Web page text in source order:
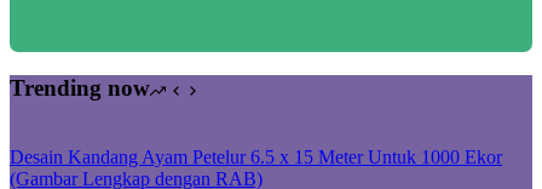
Trending now
Desain Kandang Ayam Petelur 6.5 x 15 Meter Untuk 1000 Ekor
(Gambar Lengkap dengan RAB)